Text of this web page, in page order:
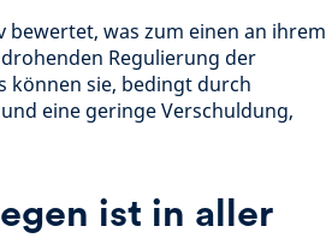
was zum einen an ihrem
Regulierung der
können sie, bedingt durch
eine geringe Verschuldung,
ist in aller